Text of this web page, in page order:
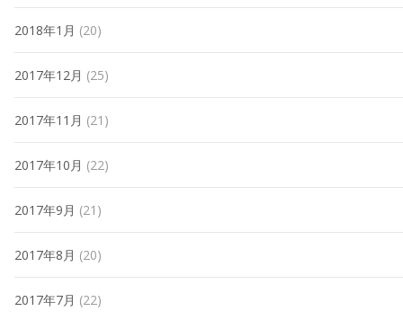
2018年1月 (20)
2017年12月 (25)
2017年11月 (21)
2017年10月 (22)
2017年9月 (21)
2017年8月 (20)
2017年7月 (22)